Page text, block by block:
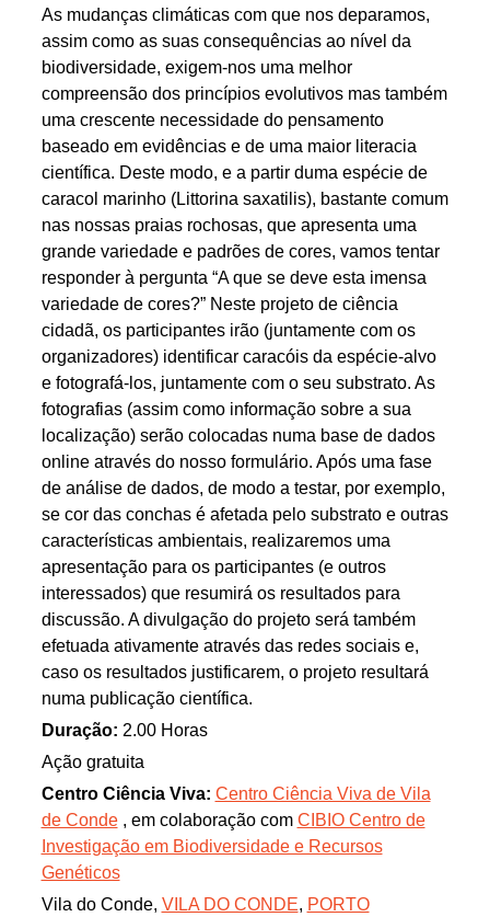
As mudanças climáticas com que nos deparamos,
assim como as suas consequências ao nível da
biodiversidade, exigem-nos uma melhor
compreensão dos princípios evolutivos mas também
uma crescente necessidade do pensamento
baseado em evidências e de uma maior literacia
científica. Deste modo, e a partir duma espécie de
caracol marinho (Littorina saxatilis), bastante comum
nas nossas praias rochosas, que apresenta uma
grande variedade e padrões de cores, vamos tentar
responder à pergunta “A que se deve esta imensa
variedade de cores?” Neste projeto de ciência
cidadã, os participantes irão (juntamente com os
organizadores) identificar caracóis da espécie-alvo
e fotografá-los, juntamente com o seu substrato. As
fotografias (assim como informação sobre a sua
localização) serão colocadas numa base de dados
online através do nosso formulário. Após uma fase
de análise de dados, de modo a testar, por exemplo,
se cor das conchas é afetada pelo substrato e outras
características ambientais, realizaremos uma
apresentação para os participantes (e outros
interessados) que resumirá os resultados para
discussão. A divulgação do projeto será também
efetuada ativamente através das redes sociais e,
caso os resultados justificarem, o projeto resultará
numa publicação científica.
Duração: 2.00 Horas
Ação gratuita
Centro Ciência Viva: Centro Ciência Viva de Vila
de Conde, em colaboração com CIBIO Centro de
Investigação em Biodiversidade e Recursos
Genéticos
Vila do Conde, VILA DO CONDE, PORTO